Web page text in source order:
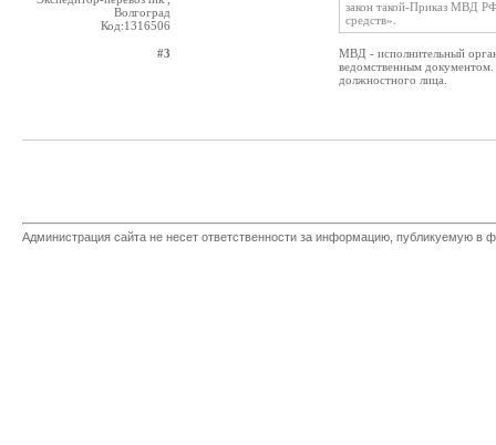
Волгоград
Код:1316506
#3
закон такой-Приказ МВД
средств».
МВД - исполнительный
ведомственным документом.
должностного лица.
Администрация сайта не несет ответственности за информацию, публикуемую